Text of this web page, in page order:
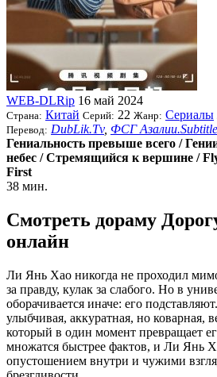
WEB-DLRip 16 май 2024
Страна: Китай Серий: 22 Жанр: Сериалы
Перевод: DubLik.Tv, ФСГ
Гениальность превыше всего /
небес / Стремящийся к вершине /
First
38 мин.
Смотреть дораму
онлайн
Ли Янь Хао никогда не проходил
за правду, кулак за слабого. Но в
оборачивается иначе: его
улыбчивая, аккуратная, но коварная,
который в один момент превращает
множатся быстрее фактов, и Ли Янь
опустошением внутри и чужими